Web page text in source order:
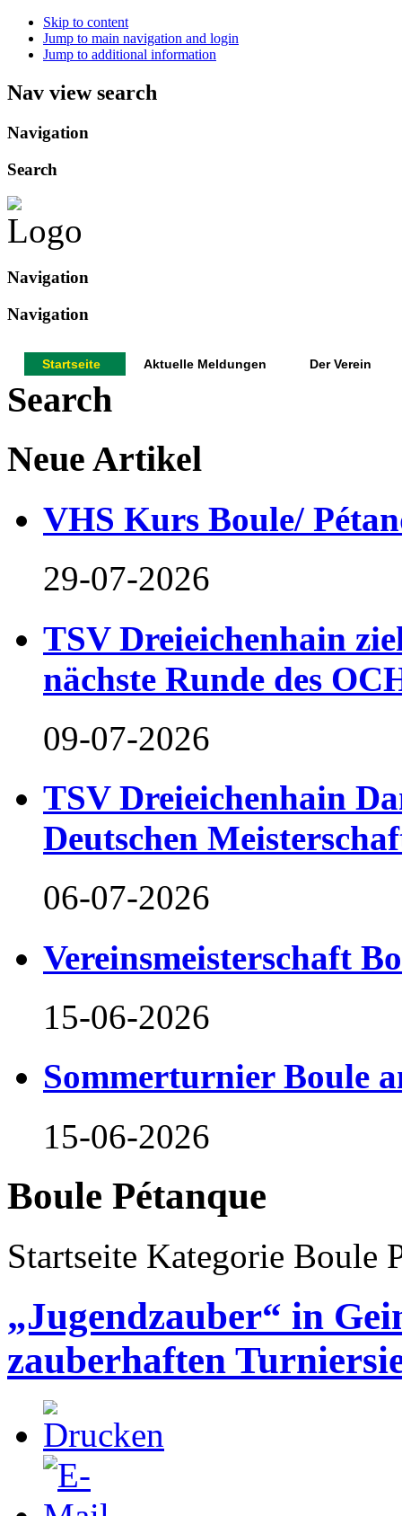
Skip to content
Jump to main navigation and login
Jump to additional information
Nav view search
Navigation
Search
Navigation
Navigation
Startseite Aktuelle Meldungen Der Verein
Search
Neue Artikel
VHS Kurs Boule/
29-07-2026
TSV Dreieichenhain
nächste Runde des
09-07-2026
TSV Dreieichenhain
Deutschen
06-07-2026
Vereinsmeisterschaft
15-06-2026
Sommerturnier Boule
15-06-2026
Boule Pétanque
Startseite Kategorie Boule
„Jugendzauber“ in
zauberhaften